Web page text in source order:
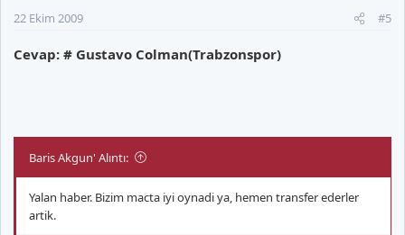
22 Ekim 2009 #5
Cevap: # Gustavo Colman(Trabzonspor)
Baris Akgun' Alıntı:
Yalan haber. Bizim macta iyi oynadi ya, hemen transfer ederler
artik.